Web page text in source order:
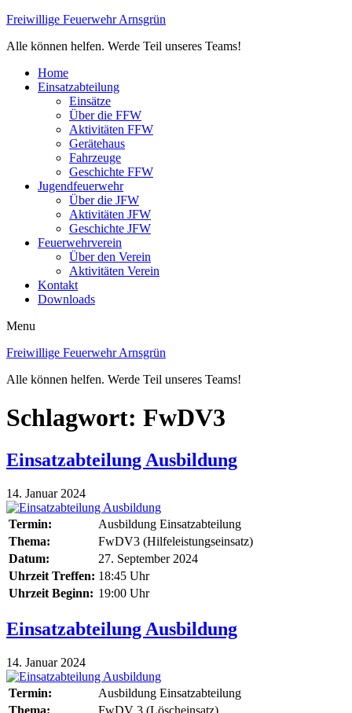
Freiwillige Feuerwehr Arnsgrün
Alle können helfen. Werde Teil unseres Teams!
Home
Einsatzabteilung
Einsätze
Über die FFW
Aktivitäten FFW
Gerätehaus
Fahrzeuge
Geschichte FFW
Jugendfeuerwehr
Über die JFW
Aktivitäten JFW
Geschichte JFW
Feuerwehrverein
Über den Verein
Aktivitäten Verein
Kontakt
Downloads
Menu
Freiwillige Feuerwehr Arnsgrün
Alle können helfen. Werde Teil unseres Teams!
Schlagwort: FwDV3
Einsatzabteilung Ausbildung
14. Januar 2024
Termin:
Ausbildung Einsatzabteilung
Thema:
FwDV3 (Hilfeleistungseinsatz)
Datum:
27. September 2024
Uhrzeit Treffen: 18:45 Uhr
Uhrzeit Beginn: 19:00 Uhr
Einsatzabteilung Ausbildung
14. Januar 2024
Termin:
Ausbildung Einsatzabteilung
Thema:
FwDV 3 (Löscheinsatz)